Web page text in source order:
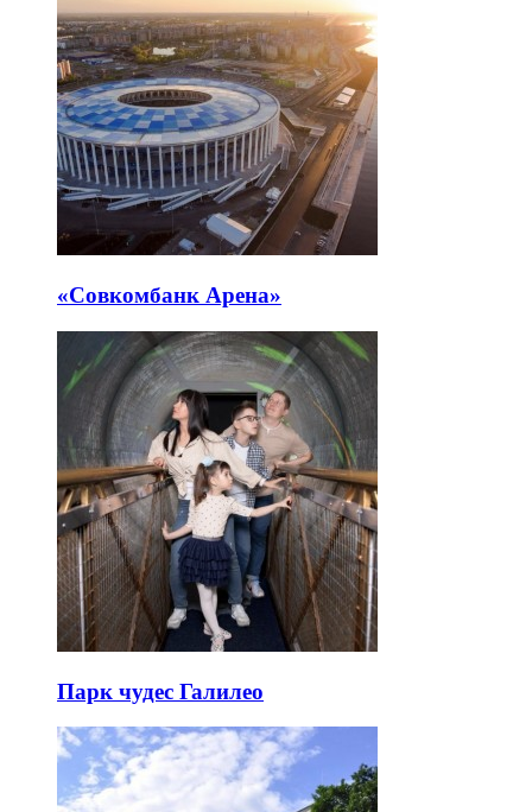
«Совкомбанк Арена⁠»
Парк чудес Галилео